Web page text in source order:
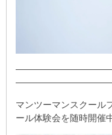
マンツーマンスクール
ール体験会を随時開催